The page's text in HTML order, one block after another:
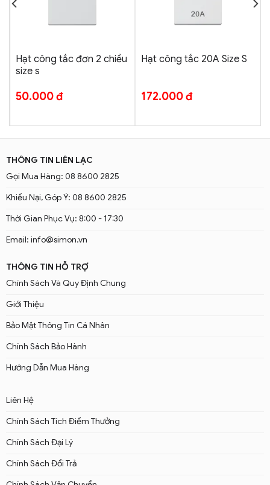
Hạt công tắc đơn 2 chiều
size s
50.000đ
Hạt công tắc 20A Size S
172.000đ
THÔNG TIN LIÊN LẠC
Gọi Mua Hàng: 08 8600 2825
Khiếu Nại, Góp Ý: 08 8600 2825
Thời Gian Phục Vụ: 8:00 - 17:30
Email: info@simon.vn
THÔNG TIN HỖ TRỢ
Chính Sách Và Quy Định Chung
Giới Thiệu
Bảo Mật Thông Tin Cá Nhân
Chính Sách Bảo Hành
Hướng Dẫn Mua Hàng
Liên Hệ
Chính Sách Tích Điểm Thưởng
Chính Sách Đại Lý
Chính Sách Đổi Trả